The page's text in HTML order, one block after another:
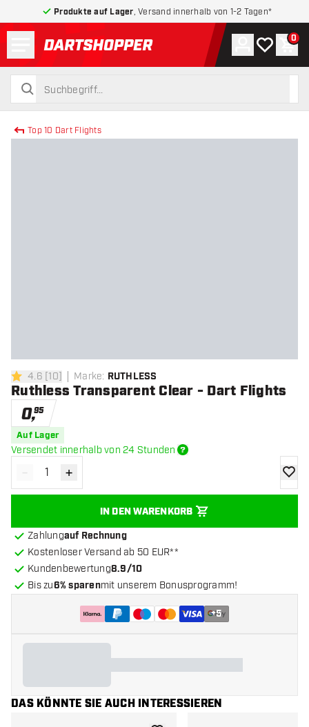
Produkte auf Lager , Versand innerhalb von 1-2 Tagen*
zurück zur Startseite
suchen
suchen
Konto
Meine 0
Top 10 Dart Flights
4.6 Bewertungssterne
4.6 [10] Marke: RUTHLESS
Ruthless Transparent Clear - Dart Flights
0,95
Auf Lager
Versendet innerhalb von 24 Stunden
Menge verringern
- Menge erhöhen
+
IN DEN WARENKORB
Zur
Zahlungauf Rechnung
Kostenloser Versand ab 50 EUR**
Kundenbewertung8.9/10
Bis zu6% sparenmit unserem Bonusprogramm!
+5
DAS KÖNNTE SIE AUCH INTERESSIEREN